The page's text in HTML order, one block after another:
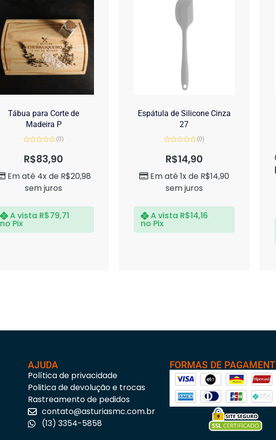
Tábua para Corte de
Madeira P
de
(0)
R$83,90
Em até 4x de R$20,98
sem juros
A vista R$79,71
no Pix
Espátula de Silicone Cinza
27
de
(0)
R$14,90
Em até 1x de R$14,90
sem juros
A vista R$14,16
no Pix
AJUDA
Política de privacidade
Politica de devolução e trocas
Rastreamento de pedidos
contato@asturiasmc.com.br
(13) 3354-5858
FORMAS DE